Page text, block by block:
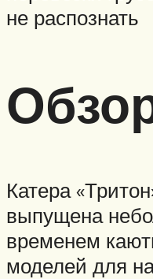
не распознать
Катера
выпущена
временем
моделей для